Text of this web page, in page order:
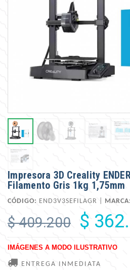
Impresora 3D Creality
Filamento Gris 1kg 1,75mm
CÓDIGO: END3V3SEFILAGR | MARCA:
$ 409.200 $
IMÁGENES A MODO ILUSTRATIVO
ENTREGA INMEDIATA